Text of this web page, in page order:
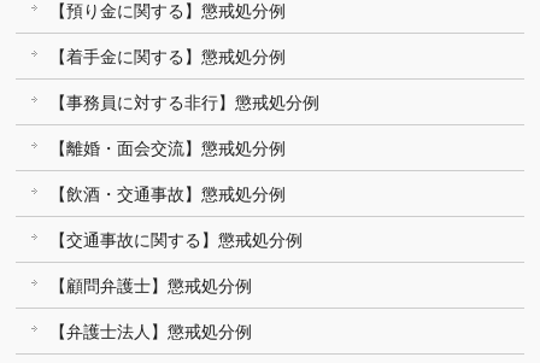
【預り金に関する】懲戒処分例
【着手金に関する】懲戒処分例
【事務員に対する非行】懲戒処分例
【離婚・面会交流】懲戒処分例
【飲酒・交通事故】懲戒処分例
【交通事故に関する】懲戒処分例
【顧問弁護士】懲戒処分例
【弁護士法人】懲戒処分例